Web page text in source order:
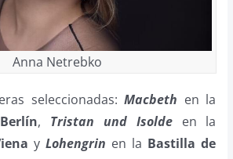
Anna Netrebko
seleccionadas:Macbeth en la
, Tristan und Isoldeen la
yLohengrin en la Bastilla de